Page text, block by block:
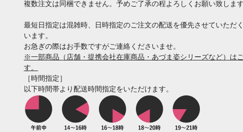
複数注文は同梱できません。予めご了承の程よろしくお願い致します
最短日指定は混雑時、日時指定のご注文の配送を優先させていただ
います。
お急ぎの際はお手数ですがご連絡くださいませ。
※一部商品（店舗・提携会社在庫商品・あづま姿シリーズなど）は
す。
［時間指定］
以下時間帯より配送時間指定をいただけます。